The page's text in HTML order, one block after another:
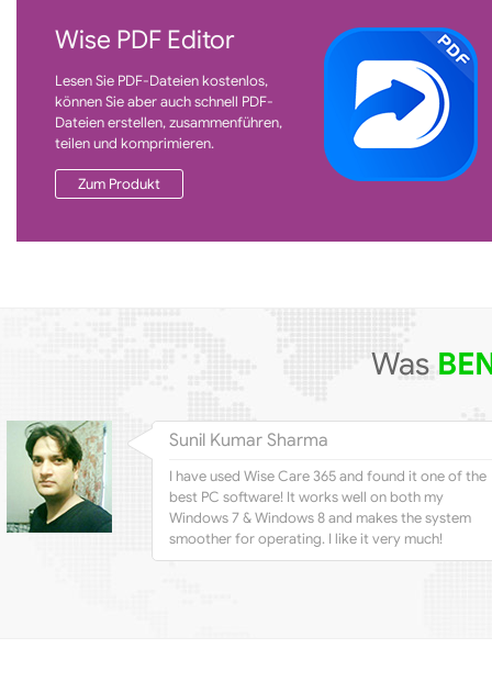
Wise PDF Editor
Lesen Sie PDF-Dateien kostenlos,
können Sie aber auch schnell PDF-
Dateien erstellen, zusammenführen,
teilen und komprimieren.
Zum Produkt
Was
Sunil Kumar Sharma
I have used Wise Care 365 and found it one of the
best PC software! It works well on both my
Windows 7 & Windows 8 and makes the system
smoother for operating. I like it very much!